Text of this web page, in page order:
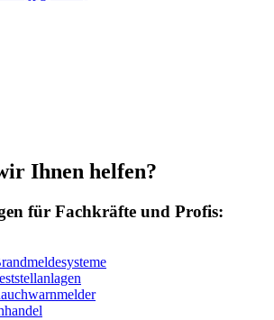
Ihnen helfen?
für Fachkräfte und Profis: